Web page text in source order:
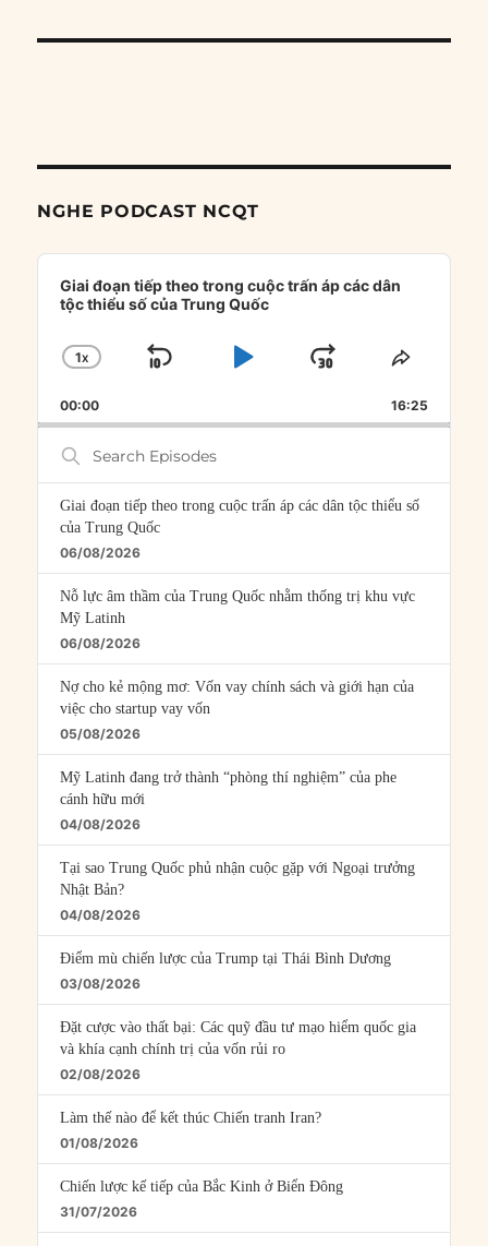
NGHE PODCAST NCQT
Audio
Player
Giai đoạn tiếp theo trong cuộc trấn áp các dân
tộc thiểu số của Trung Quốc
CHANGE
RATE
1X
SKIP
PLAYJUMP
FORWARD
SHARE
00:00 16:25
Search
Episodes
Giai đoạn tiếp theo trong cuộc trấn áp các dân tộc thiểu số
của Trung Quốc
06/08/2026
Nỗ lực âm thầm của Trung Quốc nhằm thống trị khu vực
Mỹ Latinh
06/08/2026
Nợ cho kẻ mộng mơ: Vốn vay chính sách và giới hạn của
việc cho startup vay vốn
05/08/2026
Mỹ Latinh đang trở thành “phòng thí nghiệm” của phe
cánh hữu mới
04/08/2026
Tại sao Trung Quốc phủ nhận cuộc gặp với Ngoại trưởng
Nhật Bản?
04/08/2026
Điểm mù chiến lược của Trump tại Thái Bình Dương
03/08/2026
Đặt cược vào thất bại: Các quỹ đầu tư mạo hiểm quốc gia
và khía cạnh chính trị của vốn rủi ro
02/08/2026
Làm thế nào để kết thúc Chiến tranh Iran?
01/08/2026
Chiến lược kế tiếp của Bắc Kinh ở Biển Đông
31/07/2026